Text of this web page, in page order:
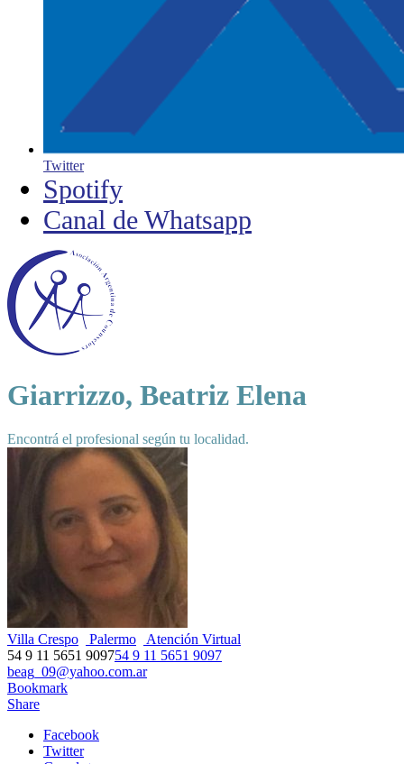
Twitter
Spotify
Canal de Whatsapp
Giarrizzo, Beatriz Elena
Encontrá el profesional según tu localidad.
Villa Crespo Palermo
Atención Virtual
54 9 11 5651 909754 9 11 5651 9097
beag_09@yahoo.com.ar
Bookmark
Share
Facebook
Twitter